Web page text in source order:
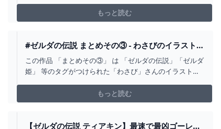
らなくなってしまい、弓で撃ってもアイテムが出ませ
ん。このまま...
もっと読む
#ゼルダの伝説 まとめその③ - わさびのイラスト -
PIXIV
この作品 「まとめその③」 は 「ゼルダの伝説」「ゼルダ
姫」 等のタグがつけられた「わさび」さんのイラストで
もっと読む
【ゼルダの伝説 ティアキン】最速で最凶ゴーレム